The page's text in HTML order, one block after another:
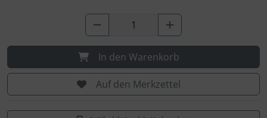
In den Warenkorb
Auf den Merkzettel